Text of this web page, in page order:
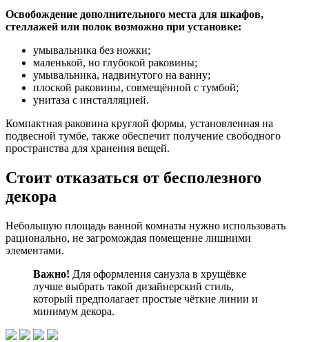
Освобождение дополнительного места для шкафов,
стеллажей или полок возможно при установке:
умывальника без ножки;
маленькой, но глубокой раковины;
умывальника, надвинутого на ванну;
плоской раковины, совмещённой с тумбой;
унитаза с инсталляцией.
Компактная раковина круглой формы, установленная на
подвесной тумбе, также обеспечит получение свободного
пространства для хранения вещей.
Стоит отказаться от бесполезного
декора
Небольшую площадь ванной комнаты нужно использовать
рационально, не загромождая помещение лишними
элементами.
Важно! Для оформления санузла в хрущёвке
лучше выбрать такой дизайнерский стиль,
который предполагает простые чёткие линии и
минимум декора.